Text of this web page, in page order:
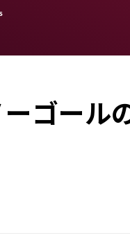
ゴール